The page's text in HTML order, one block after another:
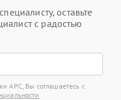
оставьте
с радостью
APC, Вы соглашаетесь с